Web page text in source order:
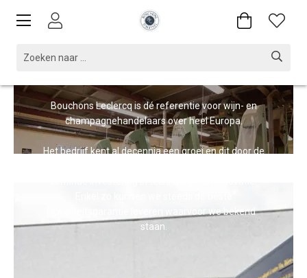
Bouchons Leclercq is dé referentie voor wijn- en
champagnehandelaars over heel Europa.
Het bedrijf kent al decennia een groei en dit door de
kwaliteitsgarantie leveren waarvoor we bekend
staan.
Een groeiend bedrijf
sinds 1918
met klanten over heel